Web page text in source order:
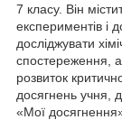
7 класу. Він
експериментів і
досліджувати
спостереження,
розвиток
досягнень учня,
«Мої